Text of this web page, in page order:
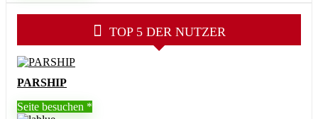
TOP 5 DER NUTZER
PARSHIP
Seite besuchen